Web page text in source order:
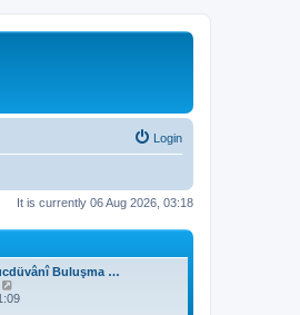
Login
It is currently 06 Aug 2026, 03:18
Buluşma …
i